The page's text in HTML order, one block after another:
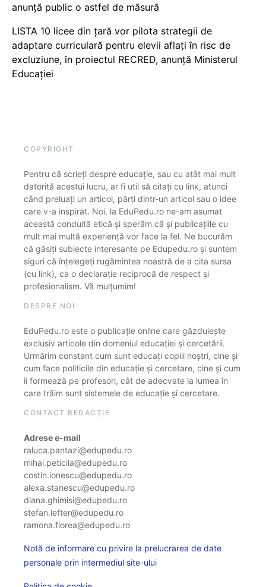
anunță public o astfel de măsură
LISTA 10 licee din țară vor pilota strategii de
adaptare curriculară pentru elevii aflați în risc de
excluziune, în proiectul RECRED, anunță Ministerul
Educației
COPYRIGHT
Pentru că scrieți despre educație, sau cu atât mai mult
datorită acestui lucru, ar fi util să citați cu link, atunci
când preluați un articol, părți dintr-un articol sau o idee
care v-a inspirat. Noi, la EduPedu.ro ne-am asumat
această conduită etică și sperăm că și publicațiile cu
mult mai multă experiență vor face la fel. Ne bucurăm
că găsiți subiecte interesante pe Edupedu.ro și suntem
siguri că înțelegeți rugămintea noastră de a cita sursa
(cu link), ca o declarație reciprocă de respect și
profesionalism. Vă mulțumim!
DESPRE NOI
EduPedu.ro este o publicație online care găzduiește
exclusiv articole din domeniul educației și cercetării.
Urmărim constant cum sunt educați copiii noștri, cine și
cum face politicile din educație și cercetare, cine și cum
îi formează pe profesori, cât de adecvate la lumea în
care trăim sunt sistemele de educație și cercetare.
CONTACT REDACȚIE
Adrese e-mail
raluca.pantazi@edupedu.ro
mihai.peticila@edupedu.ro
costin.ionescu@edupedu.ro
alexa.stanescu@edupedu.ro
diana.ghimisi@edupedu.ro
stefan.lefter@edupedu.ro
ramona.florea@edupedu.ro
Notă de informare cu privire la prelucrarea de date
personale prin intermediul site-ului